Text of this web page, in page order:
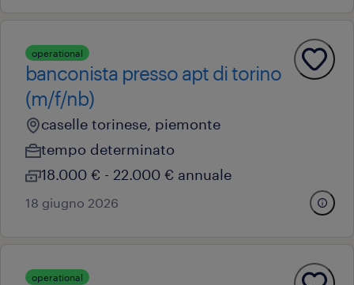
operational
banconista presso apt di torino
(m/f/nb)
caselle torinese, piemonte
tempo determinato
18.000 € - 22.000 € annuale
18 giugno 2026
operational